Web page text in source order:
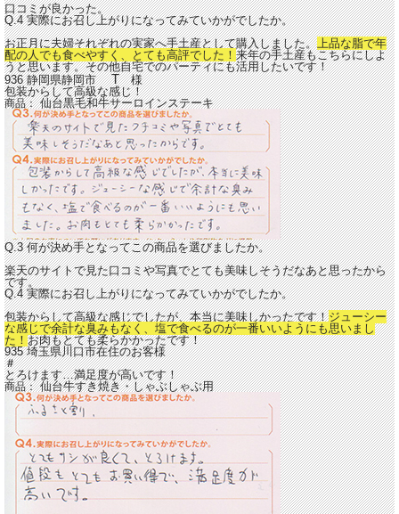
口コミが良かった。
Q.4 実際にお召し上がりになってみていかがでしたか。
お正月に夫婦それぞれの実家へ手土産として購入しました。 上品な脂で年
配の人でも食べやすく、とても高評でした！ 来年の手土産もこちらにしよ
うと思います。その他自宅でのパーティにも活用したいです！
936 静岡県静岡市T様
包装からして高級な感じ！
商品：仙台黒毛和牛サーロインステーキ
Q.3 何が決め手となってこの商品を選びましたか。
楽天のサイトで見た口コミや写真でとても美味しそうだなあと思ったから
です。
Q.4 実際にお召し上がりになってみていかがでしたか。
包装からして高級な感じでしたが、本当に美味しかったです！ジューシー
な感じで余計な臭みもなく、塩で食べるのが一番いいようにも思いまし
た！ お肉もとても柔らかかったです！
935 埼玉県川口市在住のお客様
＃
とろけます…満足度が高いです！
商品：仙台牛すき焼き・しゃぶしゃぶ用